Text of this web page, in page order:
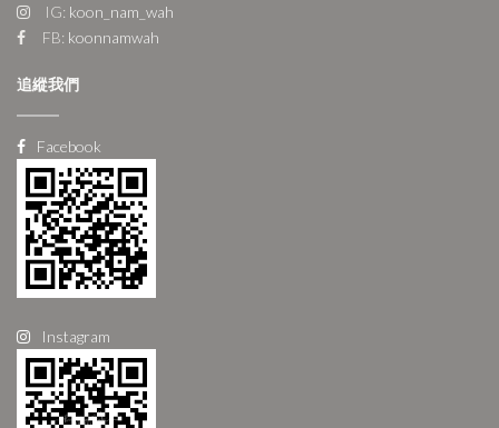
IG: koon_nam_wah
FB: koonnamwah
追縱我們
Facebook
Instagram